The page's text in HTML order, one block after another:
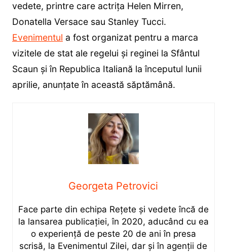
vedete, printre care actrița Helen Mirren,
Donatella Versace sau Stanley Tucci.
Evenimentul a fost organizat pentru a marca
vizitele de stat ale regelui și reginei la Sfântul
Scaun și în Republica Italiană la începutul lunii
aprilie, anunțate în această săptămână.
Georgeta Petrovici
Face parte din echipa Rețete și vedete încă de
la lansarea publicației, în 2020, aducând cu ea
o experiență de peste 20 de ani în presa
scrisă, la Evenimentul Zilei, dar și în agenții de